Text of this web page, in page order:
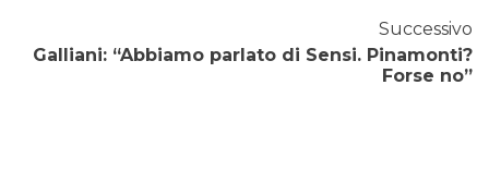
Successivo
Galliani: “Abbiamo parlato di Sensi. Pinamonti?
Forse no”